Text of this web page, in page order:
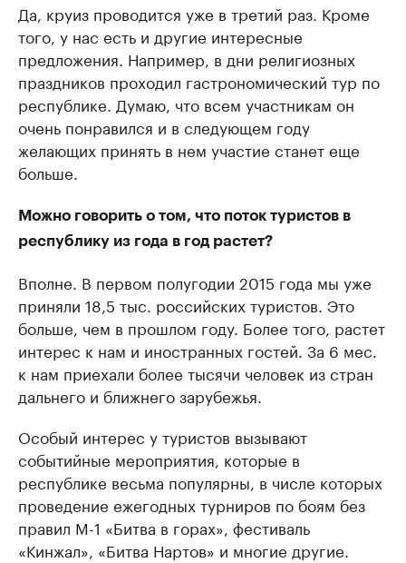
Да, круиз проводится уже в третий раз. Кроме
того, у нас есть и другие интересные
предложения. Например, в дни религиозных
праздников проходил гастрономический тур по
республике. Думаю, что всем участникам он
очень понравился и в следующем году
желающих принять в нем участие станет еще
больше.
Можно говорить о том, что поток туристов в
республику из года в год растет?
Вполне. В первом полугодии 2015 года мы уже
приняли 18,5 тыс. российских туристов. Это
больше, чем в прошлом году. Более того, растет
интерес к нам и иностранных гостей. За 6 мес.
к нам приехали более тысячи человек из стран
дальнего и ближнего зарубежья.
Особый интерес у туристов вызывают
событийные мероприятия, которые в
республике весьма популярны, в числе которых
проведение ежегодных турниров по боям без
правил М-1 «Битва в горах», фестиваль
«Кинжал», «Битва Нартов» и многие другие.